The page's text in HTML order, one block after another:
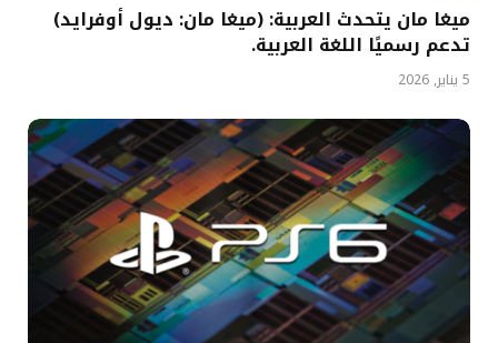
ميغا مان يتحدث العربية: (ميغا مان: ديول أوفرايد)
تدعم رسميًا اللغة العربية.
5 يناير, 2026